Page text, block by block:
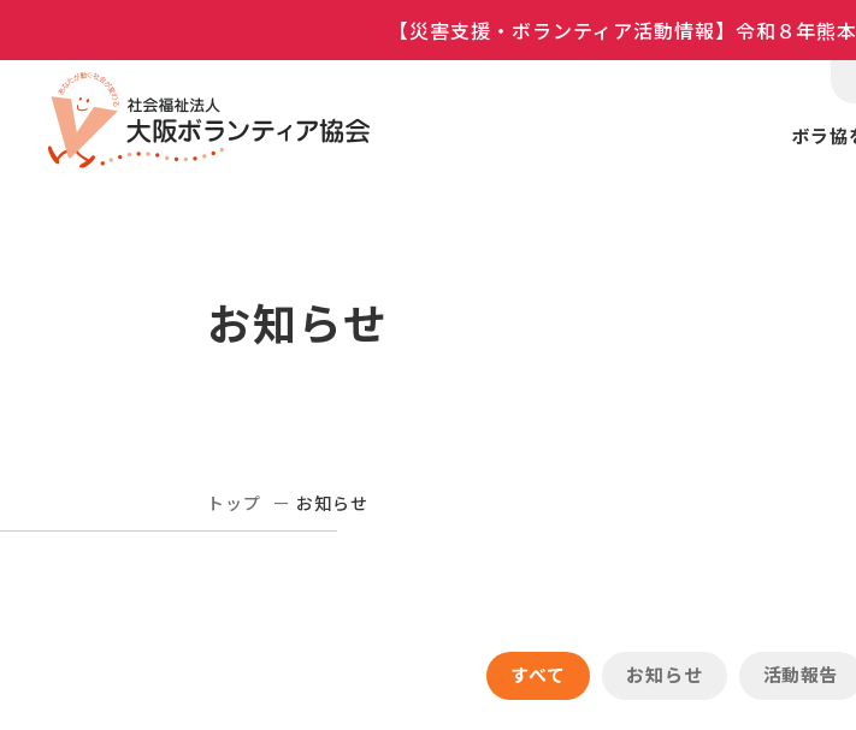
【災害支援・ボランティア活動情報】令和８年熊
ボラ協
お知らせ
トップ お知らせ
すべて お知らせ 活動報告